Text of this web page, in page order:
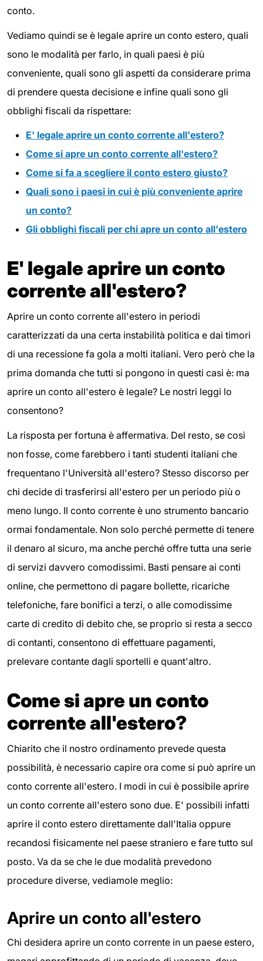
conto.
Vediamo quindi se è legale aprire un conto estero, quali
sono le modalità per farlo, in quali paesi è più
conveniente, quali sono gli aspetti da considerare prima
di prendere questa decisione e infine quali sono gli
obblighi fiscali da rispettare:
E' legale aprire un conto corrente all'estero?
Come si apre un conto corrente all'estero?
Come si fa a scegliere il conto estero giusto?
Quali sono i paesi in cui è più conveniente aprire
un conto?
Gli obblighi fiscali per chi apre un conto all'estero
E' legale aprire un conto
corrente all'estero?
Aprire un conto corrente all'estero in periodi
caratterizzati da una certa instabilità politica e dai timori
di una recessione fa gola a molti italiani. Vero però che la
prima domanda che tutti si pongono in questi casi è: ma
aprire un conto all'estero è legale? Le nostri leggi lo
consentono?
La risposta per fortuna è affermativa. Del resto, se così
non fosse, come farebbero i tanti studenti italiani che
frequentano l'Università all'estero? Stesso discorso per
chi decide di trasferirsi all'estero per un periodo più o
meno lungo. Il conto corrente è uno strumento bancario
ormai fondamentale. Non solo perché permette di tenere
il denaro al sicuro, ma anche perché offre tutta una serie
di servizi davvero comodissimi. Basti pensare ai conti
online, che permettono di pagare bollette, ricariche
telefoniche, fare bonifici a terzi, o alle comodissime
carte di credito di debito che, se proprio si resta a secco
di contanti, consentono di effettuare pagamenti,
prelevare contante dagli sportelli e quant'altro.
Come si apre un conto
corrente all'estero?
Chiarito che il nostro ordinamento prevede questa
possibilità, è necessario capire ora come si può aprire un
conto corrente all'estero. I modi in cui è possibile aprire
un conto corrente all'estero sono due. E' possibili infatti
aprire il conto estero direttamente dall'Italia oppure
recandosi fisicamente nel paese straniero e fare tutto sul
posto. Va da se che le due modalità prevedono
procedure diverse, vediamole meglio:
Aprire un conto all'estero
Chi desidera aprire un conto corrente in un paese estero,